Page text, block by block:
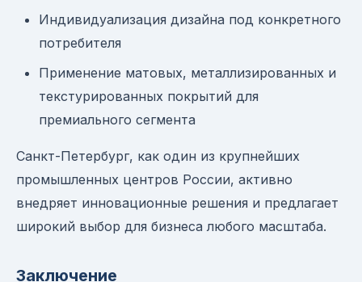
Индивидуализация дизайна под конкретного
потребителя
Применение матовых, металлизированных и
текстурированных покрытий для
премиального сегмента
Санкт-Петербург, как один из крупнейших
промышленных центров России, активно
внедряет инновационные решения и предлагает
широкий выбор для бизнеса любого масштаба.
Заключение